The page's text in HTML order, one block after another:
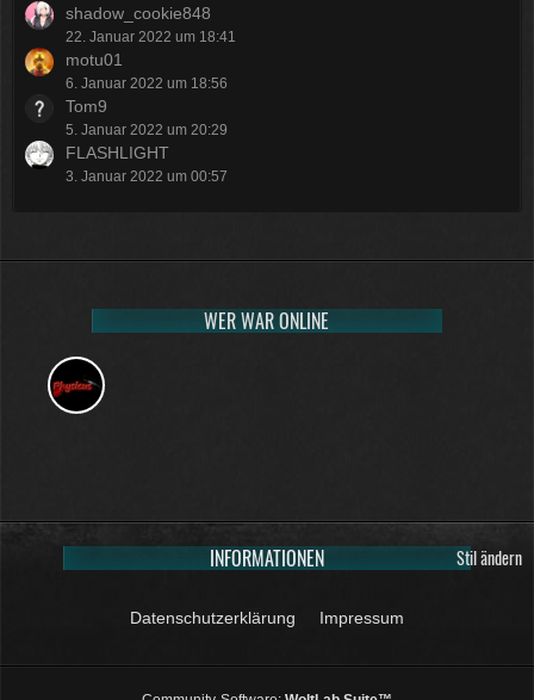
shadow_cookie848
22. Januar 2022 um 18:41
motu01
6. Januar 2022 um 18:56
Tom9
5. Januar 2022 um 20:29
FLASHLIGHT
3. Januar 2022 um 00:57
WER WAR ONLINE
Stil ändern
INFORMATIONEN
Datenschutzerklärung Impressum